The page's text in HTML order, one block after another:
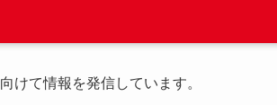
けて情報を発信しています。